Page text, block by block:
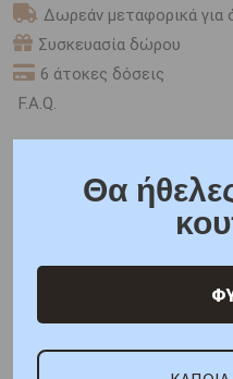
Δωρεάν μεταφορικά για
Συσκευασία δώρου
6 άτοκες δόσεις
F.A.Q.
Θα